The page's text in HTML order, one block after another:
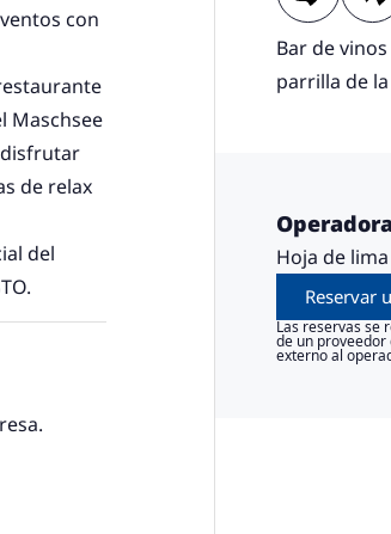
con
Maschsee
de relax
del
Bar de
parrilla de
Hoja de
Reservar
Las reservas se
de un proveedor
externo al